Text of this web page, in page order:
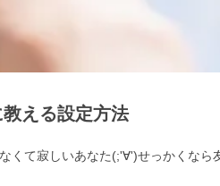
える設定方法
くて寂しいあなた(;'∀')せっかくなら